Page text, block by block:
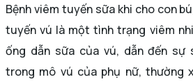
Bệnh viêm tuyến sữa khi cho con
tuyến vú là một tình trạng viêm
ống dẫn sữa của vú, dẫn đến sự
trong mô vú của phụ nữ, thường